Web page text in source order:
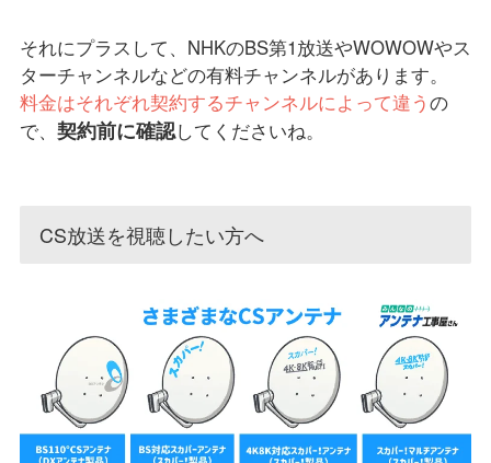
それにプラスして、NHKのBS第1放送やWOWOWやス
ターチャンネルなどの有料チャンネルがあります。
料金はそれぞれ契約するチャンネルによって違うの
で、 契約前に確認してくださいね。
CS放送を視聴したい方へ